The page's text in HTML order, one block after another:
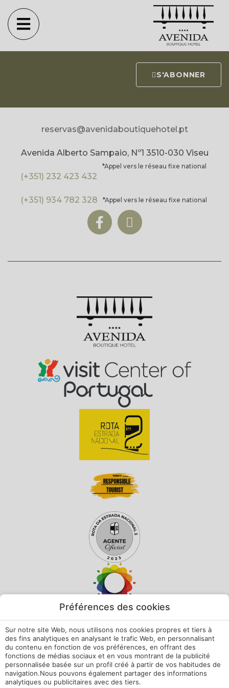
NEWSLETTER
Abonnez-vous à notre newsletter et restez au courant de toutes
nos nouvelles et de tous nos événements.
S'ABONNER
reservas@avenidaboutiquehotel.pt
Avenida Alberto Sampaio, Nº1 3510-030 Viseu
(+351) 232 423 432
*Appel vers le réseau fixe national
(+351) 934 782 328 *Appel vers le réseau fixe national
Préférences des cookies
Sur notre site Web, nous utilisons nos cookies propres et tiers à
des fins analytiques en analysant le trafic Web, en personnalisant
du contenu en fonction de vos préférences, en offrant des
fonctions de médias sociaux et en vous montrant de la publicité
personnalisée basée sur un profil créé à partir de vos habitudes de
navigation.Nous pouvons également partager des informations
analytiques ou publicitaires avec des tiers.